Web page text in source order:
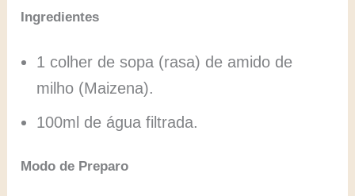
Ingredientes
1 colher de sopa (rasa) de amido de
milho (Maizena).
100ml de água filtrada.
Modo de Preparo